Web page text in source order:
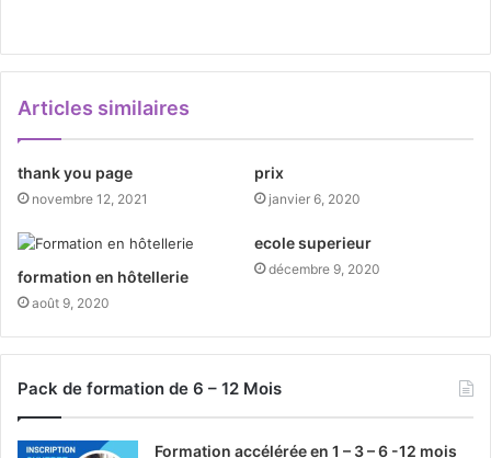
Articles similaires
thank you page
novembre 12, 2021
prix
janvier 6, 2020
formation en hôtellerie
août 9, 2020
ecole superieur
décembre 9, 2020
Pack de formation de 6 – 12 Mois
Formation accélérée en 1 – 3 – 6 -12 mois